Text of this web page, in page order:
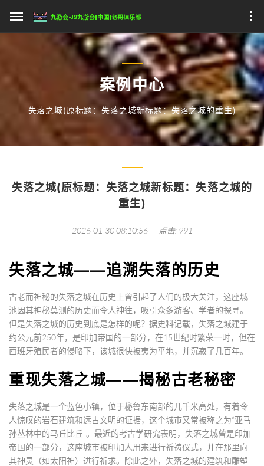
案例中心
失落之城(原标题：失落之城新标题：失落之城的重生)
失落之城(原标题：失落之城新标题：失落之城的
重生)
2026-01-30 08:10:56 点击: 991
失落之城——追溯失落的历史
古老而神秘的失落之城在历史上曾引起了人们的极大关注，这座城
池因其神秘莫测的历史而令人神往，吸引众多游客、学者的探寻。
但是失落之城的历史到底是怎样的呢？据史料记载，失落之城建于
约公元前250年，是印加帝国的一部分，在15世纪时繁荣一时，但在
西班牙殖民者的侵略下，该城很快被夷为平地，并沉寂了几百年。
重现失落之城——揭秘古老秘密
失落之城是一个蓝色小镇，位于秘鲁东南部的几千米高处，有着令
人惊叹的岩石建筑和远古文明的证据，这个城市又常被称之为“亚马
孙丛林中的马丘比丘”。最近的考古学研究表明，失落之城曾是印加
帝国的一部分，这座城市被印加人用来进行祈祷仪式，并在那里向
其神灵（如太阳神）进行祈求。除此之外，失落之城的建筑和雕塑